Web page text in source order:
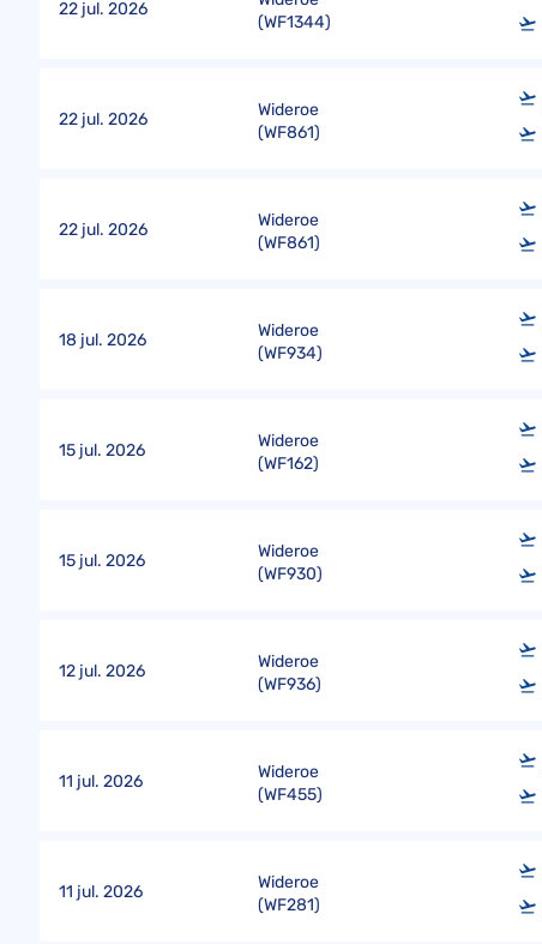
22 jul. 2026
(WF1344)
22 jul. 2026
Wideroe
(WF861)
22 jul. 2026
Wideroe
(WF861)
18 jul. 2026
Wideroe
(WF934)
15 jul. 2026
Wideroe
(WF162)
15 jul. 2026
Wideroe
(WF930)
12 jul. 2026
Wideroe
(WF936)
11 jul. 2026
Wideroe
(WF455)
11 jul. 2026
Wideroe
(WF281)